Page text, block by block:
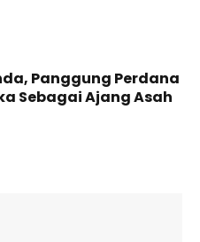
Panggung Perdana
Sebagai Ajang Asah